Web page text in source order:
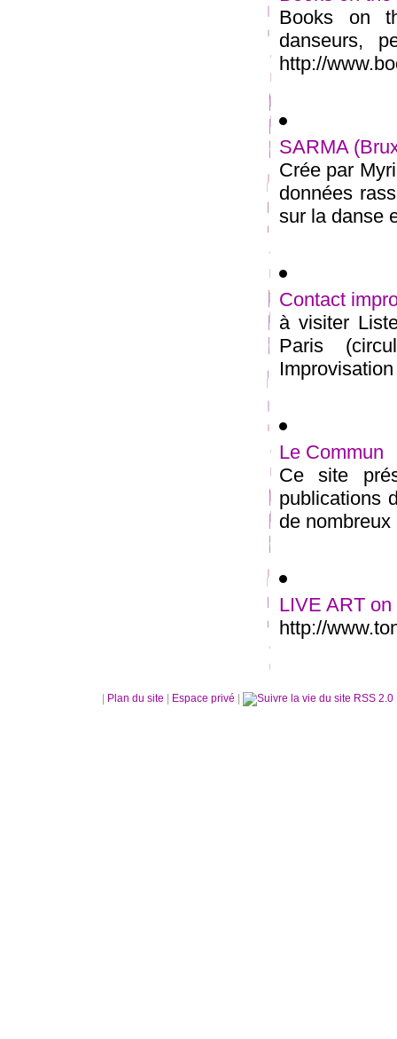
Books on
danseurs,
http://
SARMA
Crée par
données
sur la danse
Contact
à visiter
Paris
Le Commun
Ce site
publications
de
LIVE ART
http://
Plan du site Espace privé RSS 2.0